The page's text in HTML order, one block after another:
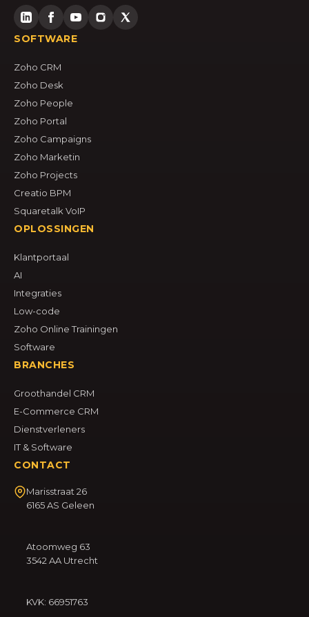
SOFTWARE
Zoho CRM
Zoho Desk
Zoho People
Zoho Portal
Zoho Campaigns
Zoho Marketin
Zoho Projects
Creatio BPM
Squaretalk VoIP
OPLOSSINGEN
Klantportaal
AI
Integraties
Low-code
Zoho Online Trainingen
Software
BRANCHES
Groothandel CRM
E-Commerce CRM
Dienstverleners
IT & Software
CONTACT
Marisstraat 26
6165 AS Geleen
Atoomweg 63
3542 AA Utrecht
KVK: 66951763